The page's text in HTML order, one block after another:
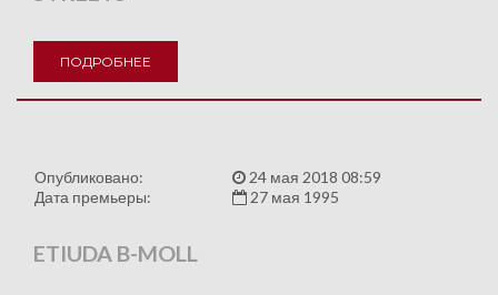
ПОДРОБНЕЕ
Опубликовано:
24 мая 2018 08:59
Дата премьеры:
27 мая 1995
ETIUDA B-MOLL